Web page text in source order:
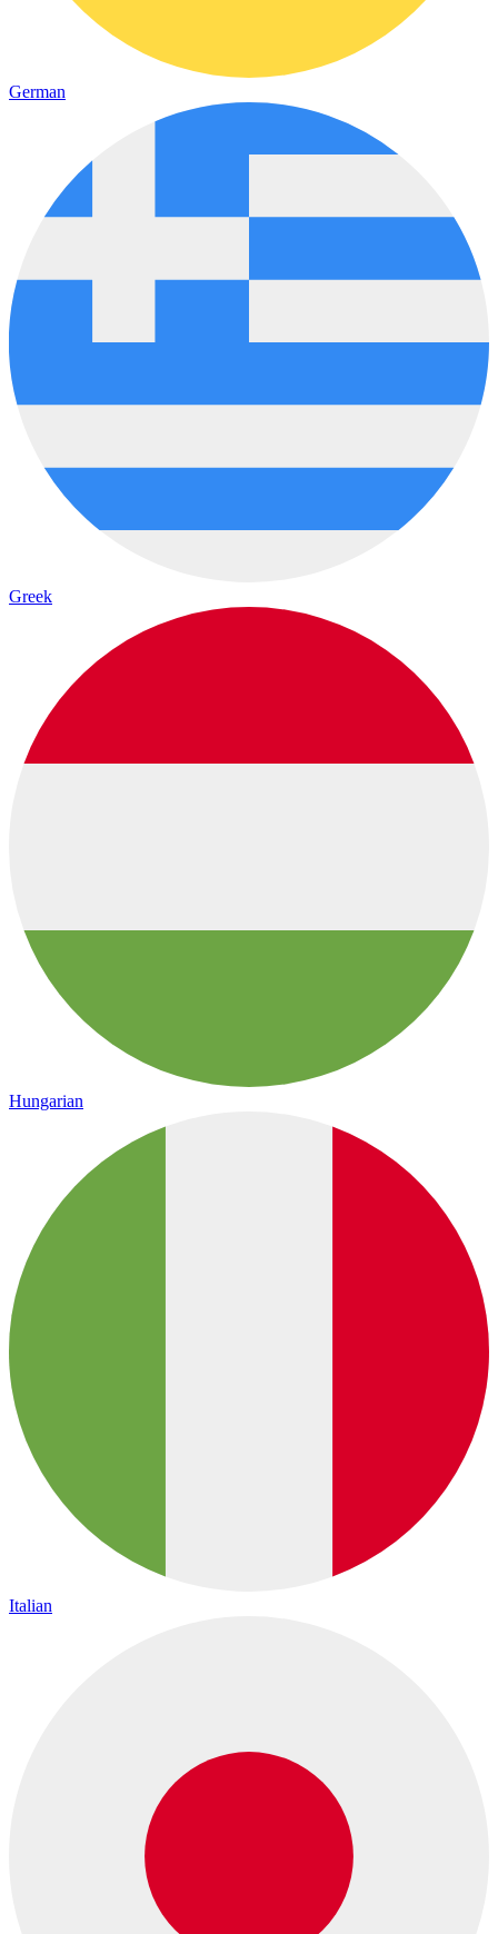
German
Greek
Hungarian
Italian